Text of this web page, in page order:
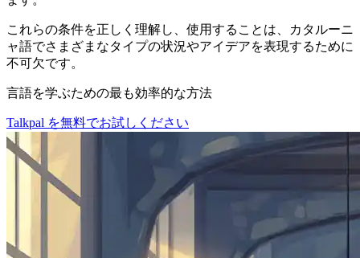
これらの条件を正しく理解し、使用することは、カタルーニ
ャ語でさまざまなタイプの状況やアイデアを表現するために
不可欠です。
言語を学ぶための最も効率的な方法
Talkpal を無料でお試しください